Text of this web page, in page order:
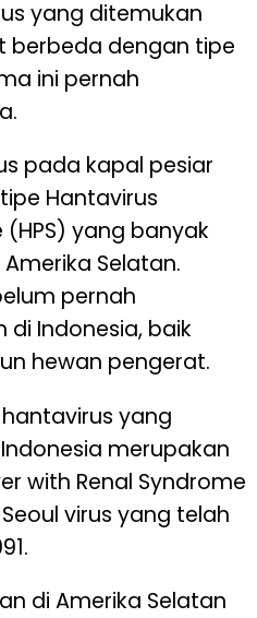
yang ditemukan
berbeda dengan tipe
ini pernah
pada kapal pesiar
Hantavirus
yang banyak
Selatan.
pernah
Indonesia, baik
hewan pengerat.
yang
merupakan
with Renal Syndrome
virus yang telah
di Amerika Selatan